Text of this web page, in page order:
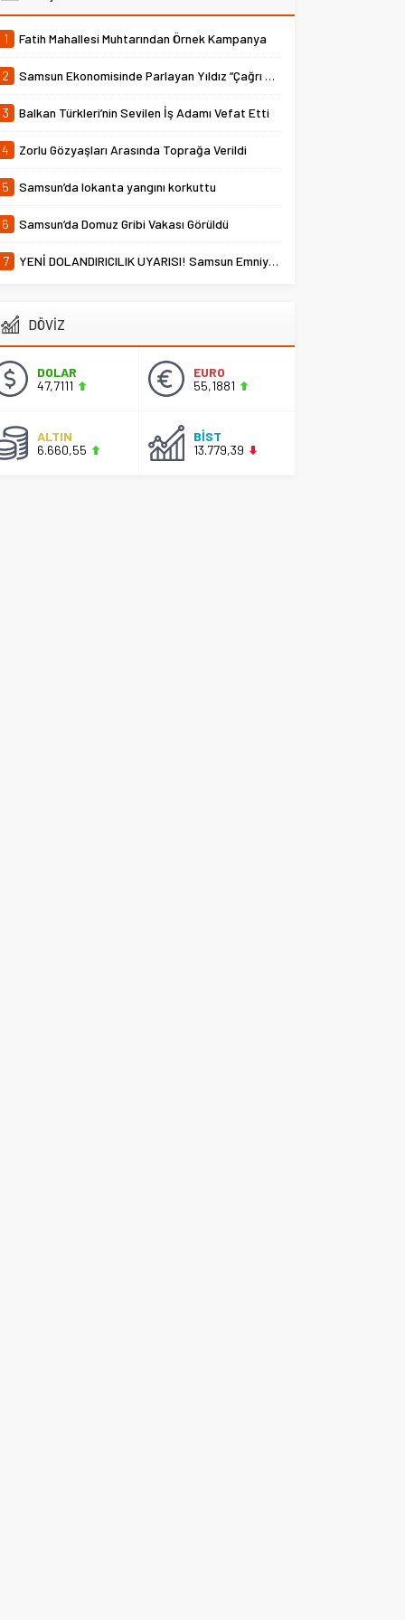
1 Fatih Mahallesi Muhtarından Örnek Kampanya
2 Samsun Ekonomisinde Parlayan Yıldız “Çağrı Temper”
3 Balkan Türkleri’nin Sevilen İş Adamı Vefat Etti
4 Zorlu Gözyaşları Arasında Toprağa Verildi
5 Samsun’da lokanta yangını korkuttu
6 Samsun’da Domuz Gribi Vakası Görüldü
7 YENİ DOLANDIRICILIK UYARISI! Samsun Emniyet Müdürlüğü Uyardı
DÖVİZ
DOLAR
47,7111
EURO
55,1881
ALTIN
6.660,55
BİST
13.779,39